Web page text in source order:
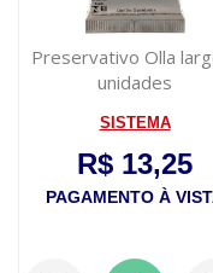
Preservativo Olla
unidades
SISTEMA
R$ 13,25
PAGAMENTO À